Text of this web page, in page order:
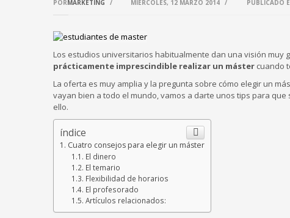
PORMARKETING / MIÉRCOLES, 12 MARZO 2014 / PUBLICADO
Los estudios universitarios habitualmente dan una visión
prácticamente imprescindible realizar un máster cuando
La oferta es muy amplia y la pregunta sobre cómo elegir un
vayan bien a todo el mundo, vamos a darte unos tips para
ello.
índice
Cuatro consejos para elegir un máster
El dinero
El temario
Flexibilidad de horarios
El profesorado
Artículos relacionados: